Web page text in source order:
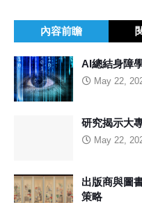
內容前瞻
AI總結身障
May 22,
研究揭示大
May 22,
出版商與圖
策略